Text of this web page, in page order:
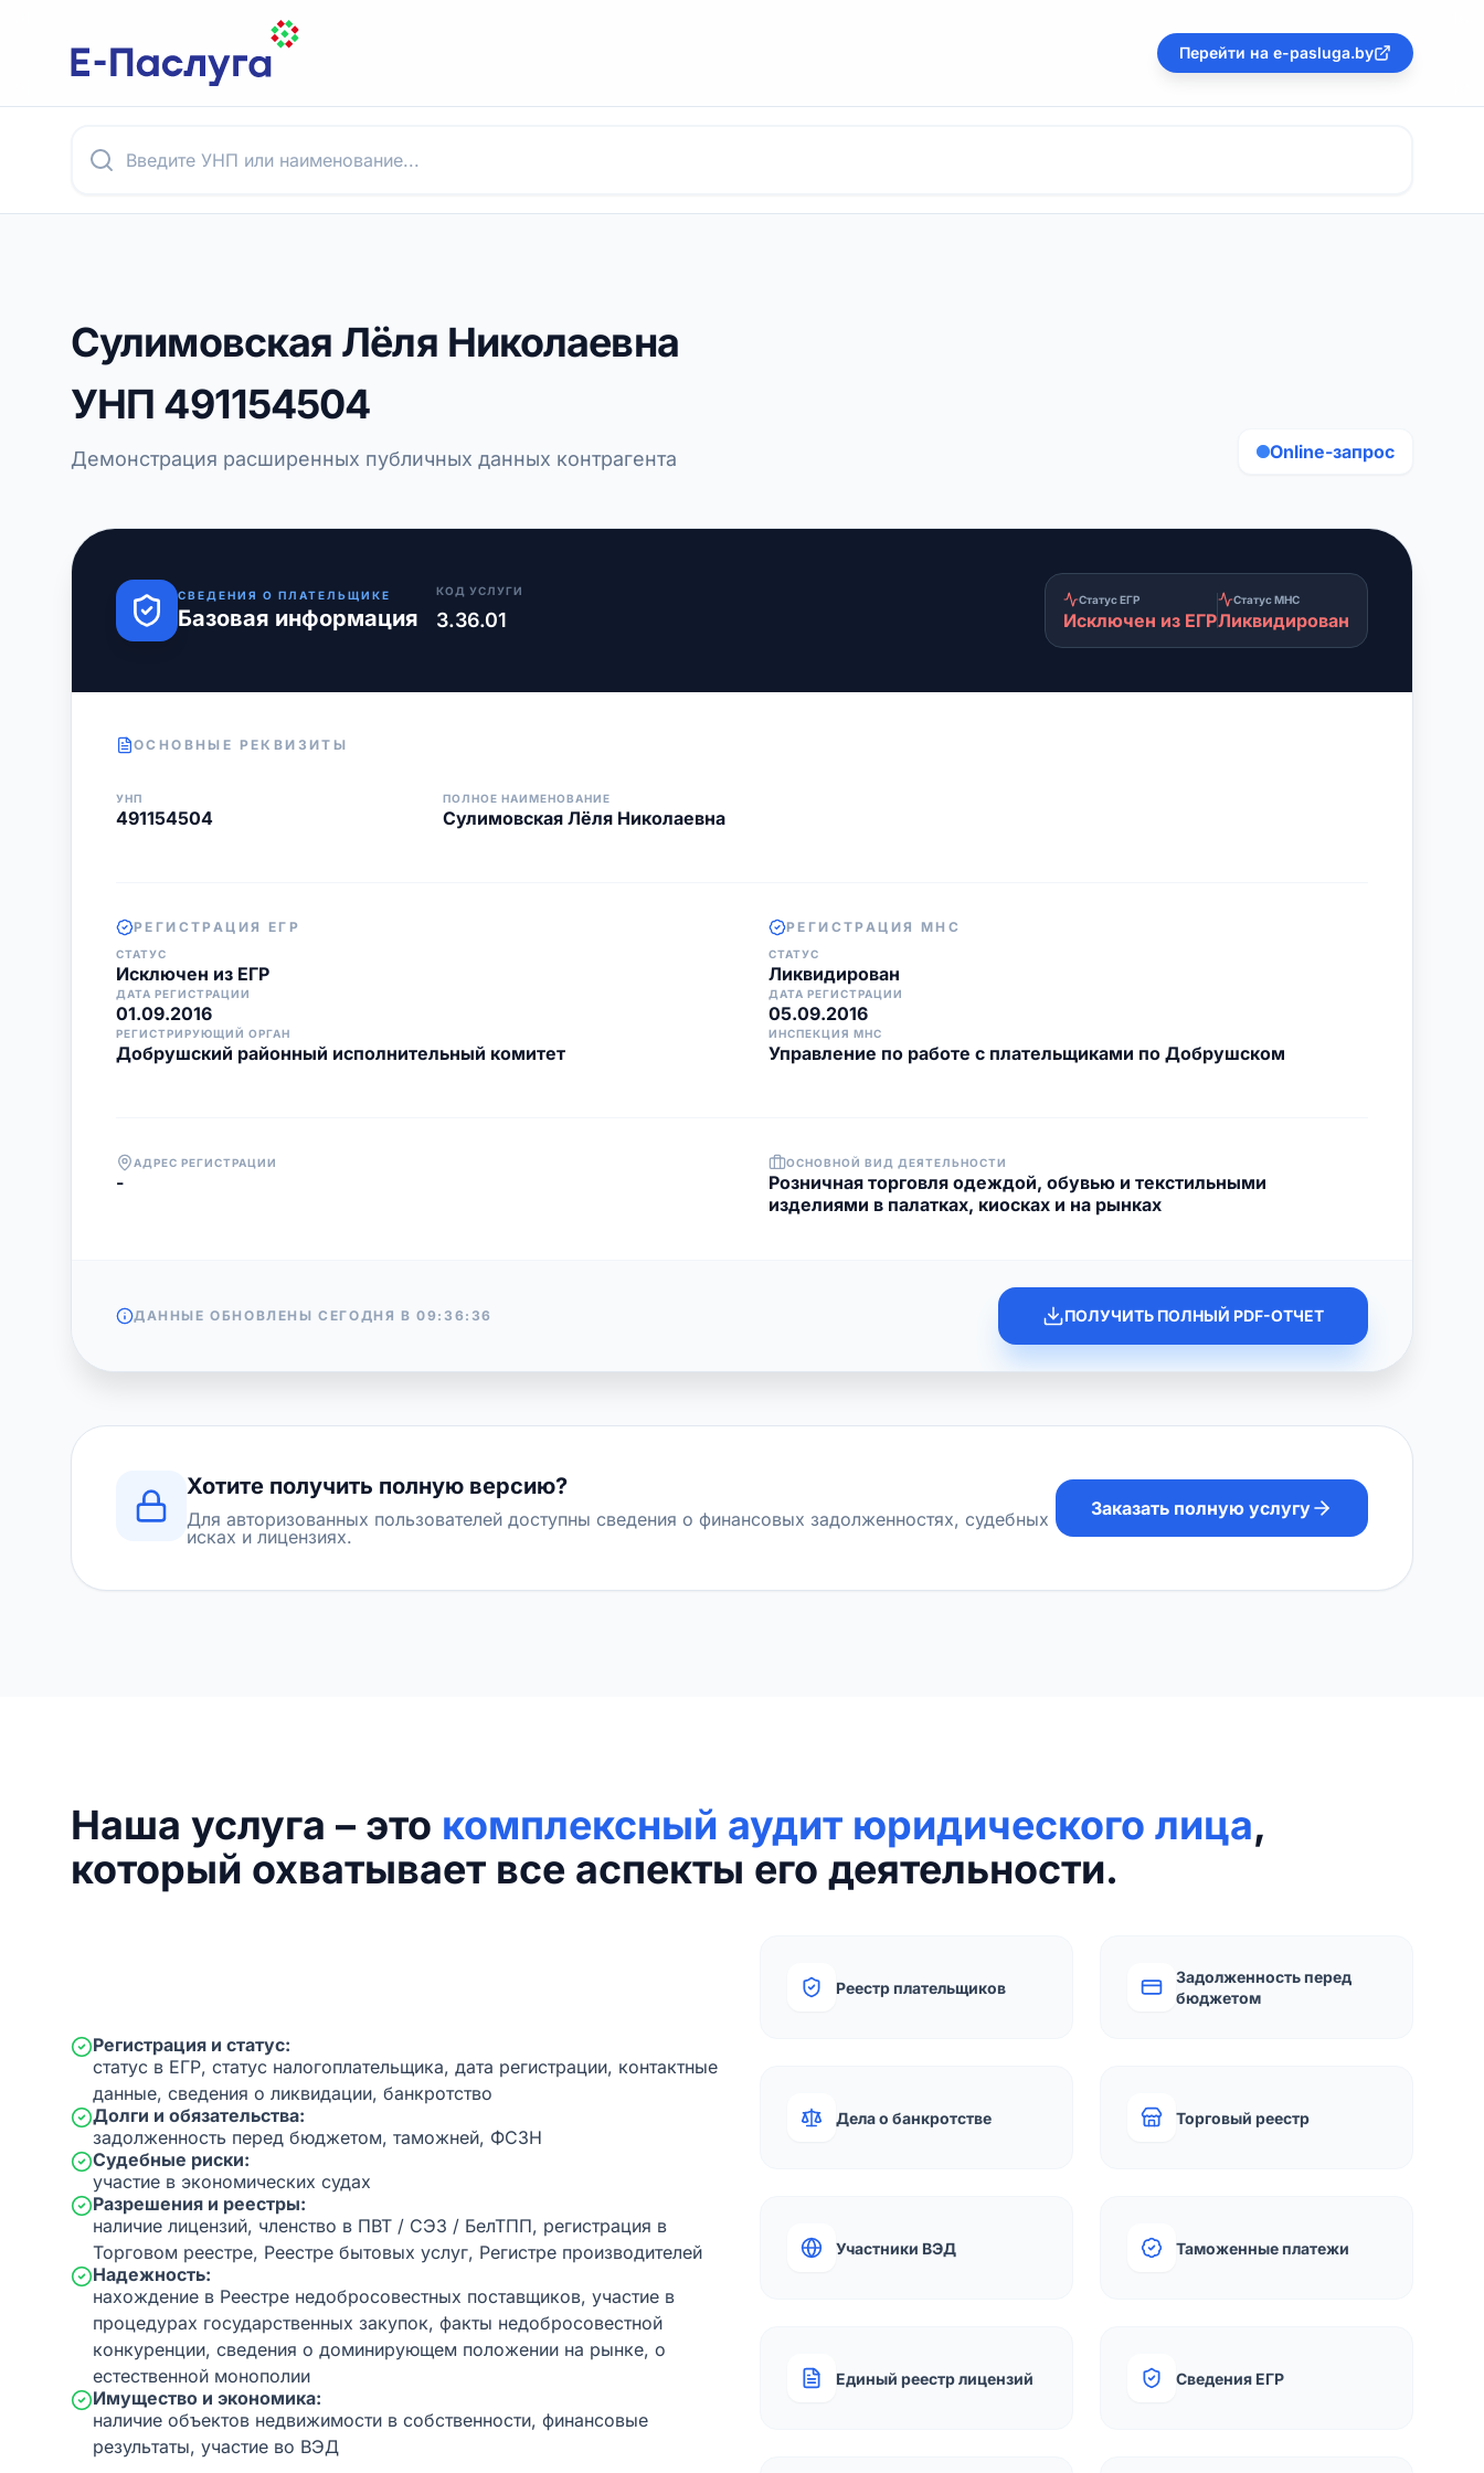
Перейти на e-pasluga.by
Сулимовская Лёля Николаевна
УНП 491154504
Демонстрация расширенных публичных данных контрагента Online-запрос
СВЕДЕНИЯ О ПЛАТЕЛЬЩИКЕ
Базовая информация
КОД УСЛУГИ
3.36.01
Статус ЕГР
Исключен из ЕГР
Статус МНС
Ликвидирован
ОСНОВНЫЕ РЕКВИЗИТЫ
УНП
491154504
ПОЛНОЕ НАИМЕНОВАНИЕ
Сулимовская Лёля Николаевна
РЕГИСТРАЦИЯ ЕГР
СТАТУС
Исключен из ЕГР
ДАТА РЕГИСТРАЦИИ
01.09.2016
РЕГИСТРИРУЮЩИЙ ОРГАН
Добрушский районный исполнительный комитет
РЕГИСТРАЦИЯ МНС
СТАТУС
Ликвидирован
ДАТА РЕГИСТРАЦИИ
05.09.2016
ИНСПЕКЦИЯ МНС
Управление по работе с плательщиками по Добрушском
АДРЕС РЕГИСТРАЦИИ
-
ОСНОВНОЙ ВИД ДЕЯТЕЛЬНОСТИ
Розничная торговля одеждой, обувью и текстильными
изделиями в палатках, киосках и на рынках
ДАННЫЕ ОБНОВЛЕНЫ СЕГОДНЯ В09:36:36 ПОЛУЧИТЬ ПОЛНЫЙ PDF-ОТЧЕТ
Хотите получить полную версию?
Для авторизованных пользователей доступны сведения о финансовых задолженностях, судебных
исках и лицензиях.
Заказать полную услугу
Наша услуга – это комплексный аудит юридического лица,
который охватывает все аспекты его деятельности.
Регистрация и статус:
статус в ЕГР, статус налогоплательщика, дата регистрации, контактные
данные, сведения о ликвидации, банкротство
Долги и обязательства:
задолженность перед бюджетом, таможней, ФСЗН
Судебные риски:
участие в экономических судах
Разрешения и реестры:
наличие лицензий, членство в ПВТ / СЭЗ / БелТПП, регистрация в
Торговом реестре, Реестре бытовых услуг, Регистре производителей
Надежность:
нахождение в Реестре недобросовестных поставщиков, участие в
процедурах государственных закупок, факты недобросовестной
конкуренции, сведения о доминирующем положении на рынке, о
естественной монополии
Имущество и экономика:
наличие объектов недвижимости в собственности, финансовые
результаты, участие во ВЭД
Реестр плательщиков
Задолженность перед
бюджетом
Дела о банкротстве Торговый реестр
Участники ВЭД Таможенные платежи
Единый реестр лицензий Сведения ЕГР